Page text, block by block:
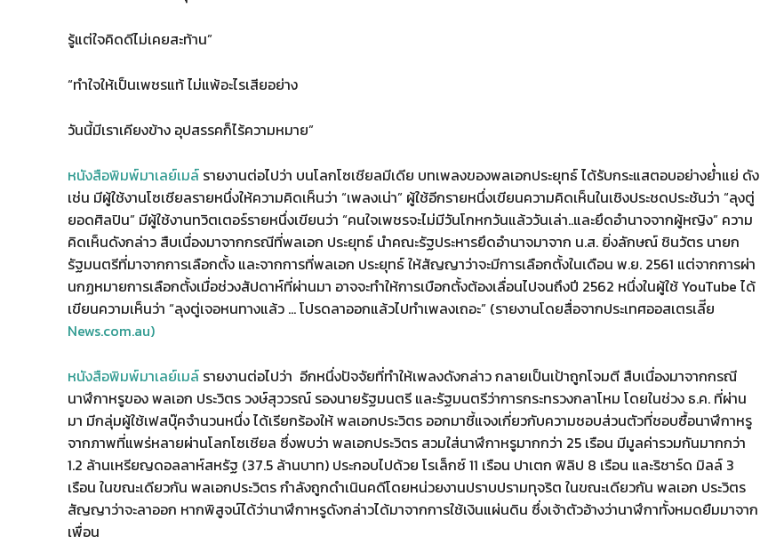
รู้แต่ใจคิดดีไม่เคยสะท้าน”
“ทำใจให้เป็นเพชรแท้ ไม่แพ้อะไรเสียอย่าง
วันนี้มีเราเคียงข้าง อุปสรรคก็ไร้ความหมาย”
หนังสือพิมพ์มาเลย์เมล์ รายงานต่อไปว่า บนโลกโซเชียลมีเดีย บทเพลงของพลเอกประยุทธ์ ได้รับกระแสตอบอย่างย่่ำแย่ ดัง
เช่น มีผู้ใช้งานโซเชียลรายหนึ่งให้ความคิดเห็นว่า “เพลงเน่า” ผู้ใช้อีกรายหนึ่งเขียนความคิดเห็นในเชิงประชดประชันว่า “ลุงตู่
ยอดศิลปิน” มีผู้ใช้งานทวิตเตอร์รายหนึ่งเขียนว่า “คนใจเพชรจะไม่มีวันโกหกวันแล้ววันเล่า..และยึดอำนาจจากผู้หญิง” ความ
คิดเห็นดังกล่าว สืบเนื่องมาจากกรณีที่พลเอก ประยุทธ์ นำคณะรัฐประหารยึดอำนาจมาจาก น.ส. ยิ่งลักษณ์ ชินวัตร นายก
รัฐมนตรีที่มาจากการเลือกตั้ง และจากการที่พลเอก ประยุทธ์ ให้สัญญาว่าจะมีการเลือกตั้งในเดือน พ.ย. 2561 แต่จากการผ่า
นกฏหมายการเลือกตั้งเมื่อช่วงสัปดาห์ที่ผ่านมา อาจจะทำให้การเบือกตั้งต้องเลื่อนไปจนถึงปี 2562 หนึ่งในผู้ใช้ YouTube ได้
เขียนความเห็นว่า “ลุงตู่เจอหนทางแล้ว … โปรดลาออกแล้วไปทำเพลงเถอะ” (รายงานโดยสื่อจากประเทศออสเตรเลีีย
News.com.au)
หนังสือพิมพ์มาเลย์เมล์ รายงานต่อไปว่า อีกหนึ่งปัจจัยที่ทำให้เพลงดังกล่าว กลายเป็นเป้าถูกโจมตี สืบเนื่องมาจากกรณี
นาฬึกาหรูของ พลเอก ประวิตร วงษ์สุววรณ์ รองนายรัฐมนตรี และรัฐมนตรีว่าการกระทรวงกลาโหม โดยในช่วง ธ.ค. ที่ผ่าน
มา มีกลุ่มผู้ใช้เฟสบุ๊คจำนวนหนึ่ง ได้เรียกร้องให้ พลเอกประวิตร ออกมาชี้แจงเกี่ยวกับความชอบส่วนตัวที่ชอบซื้อนาฬึกาหรู
จากภาพที่แพร่หลายผ่านโลกโซเชียล ซึ่งพบว่า พลเอกประวิตร สวมใส่นาฬึกาหรูมากกว่า 25 เรือน มีมูลค่ารวมกันมากกว่า
1.2 ล้านเหรียญดอลลาห์สหรัฐ (37.5 ล้านบาท) ประกอบไปด้วย โรเล็กซ์ 11 เรือน ปาเตก ฟิลิป 8 เรือน และริชาร์ด มิลล์ 3
เรือน ในขณะเดียวกัน พลเอกประวิตร กำลังถูกดำเนินคดีโดยหน่วยงานปราบปรามทุจริต ในขณะเดียวกัน พลเอก ประวิตร
สัญญาว่าจะลาออก หากพิสูจน์ได้ว่านาฬึกาหรูดังกล่าวได้มาจากการใช้เงินแผ่นดิน ซึ่งเจ้าตัวอ้างว่านาฬึกาทั้งหมดยืมมาจาก
เพื่อน